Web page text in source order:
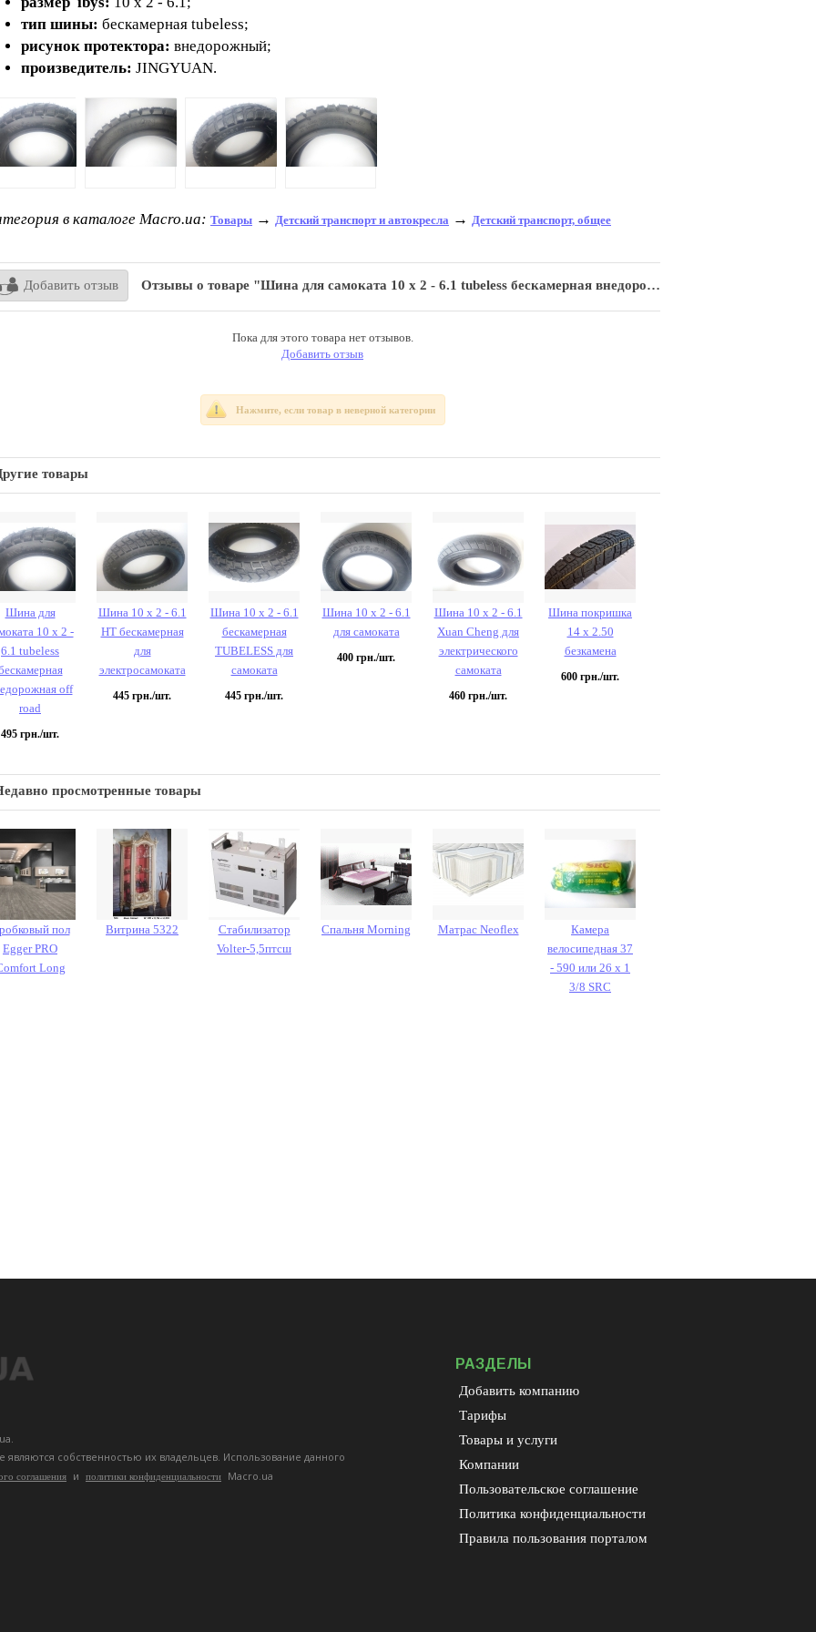
тип шины: бескамерная tubeless;
рисунок протектора: внедорожный;
произведитель: JINGYUAN.
в каталоге Macro.ua: Товары → Детский транспорт и автокресла → Детский транспорт, общее
Добавить отзыв Отзывы о товаре "Шина для самоката 10 х 2 - 6.1 tubeless бескамерная внедорожная off road"
Пока для этого товара нет отзывов.
Добавить отзыв
Нажмите, если товар в неверной категории
товары
Шина для
10 х 2 -
6.1 tubeless
off
road
495 грн./шт.
Шина 10 х 2 - 6.1
НТ бескамерная
для
электросамоката
445 грн./шт.
Шина 10 х 2 - 6.1
бескамерная
TUBELESS для
самоката
445 грн./шт.
Шина 10 х 2 - 6.1
для самоката
400 грн./шт.
Шина 10 х 2 - 6.1
Xuan Cheng для
электрического
самоката
460 грн./шт.
Шина покришка
14 х 2.50
безкамена
600 грн./шт.
просмотренные товары
пол
Egger PRO
Long
Витрина 5322
Стабилизатор
Volter-5,5птсш
Спальня Morning Матрас Neoflex
Камера
велосипедная 37
- 590 или 26 х 1
3/8 SRC
собственностью их владельцев. Использование данного
соглашения и политики конфиденциальности Macro.ua
РАЗДЕЛЫ
Добавить компанию
Тарифы
Товары и услуги
Компании
Пользовательское соглашение
Политика конфиденциальности
Правила пользования порталом